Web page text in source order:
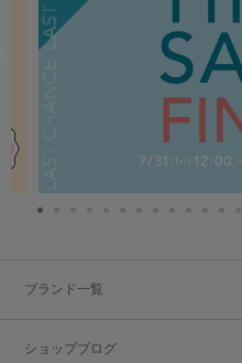
ブランド一覧
ショップブログ